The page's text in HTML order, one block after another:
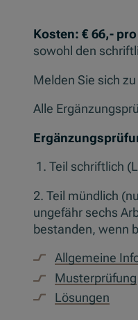
Kosten: € 66,-
sowohl den
Melden Sie sich
Alle
1. Teil schriftlich
2. Teil mündlich
ungefähr sechs
bestanden, wenn
Allgemeine
Musterprüfung
Lösungen